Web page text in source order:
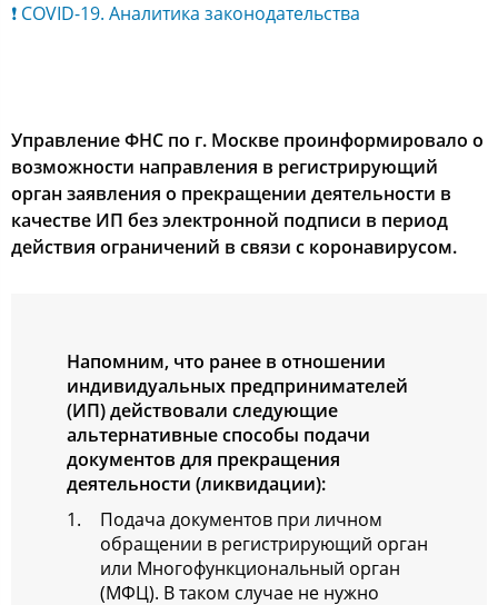
❗ COVID-19. Аналитика законодательства
Управление ФНС по г. Москве проинформировало о
возможности направления в регистрирующий
орган заявления о прекращении деятельности в
качестве ИП без электронной подписи в период
действия ограничений в связи с коронавирусом.
Напомним, что ранее в отношении
индивидуальных предпринимателей
(ИП) действовали следующие
альтернативные способы подачи
документов для прекращения
деятельности (ликвидации):
Подача документов при личном
обращении в регистрирующий орган
или Многофункциональный орган
(МФЦ). В таком случае не нужно